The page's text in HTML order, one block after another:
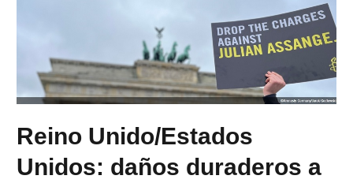
Reino Unido/Estados
Unidos: daños duraderos a